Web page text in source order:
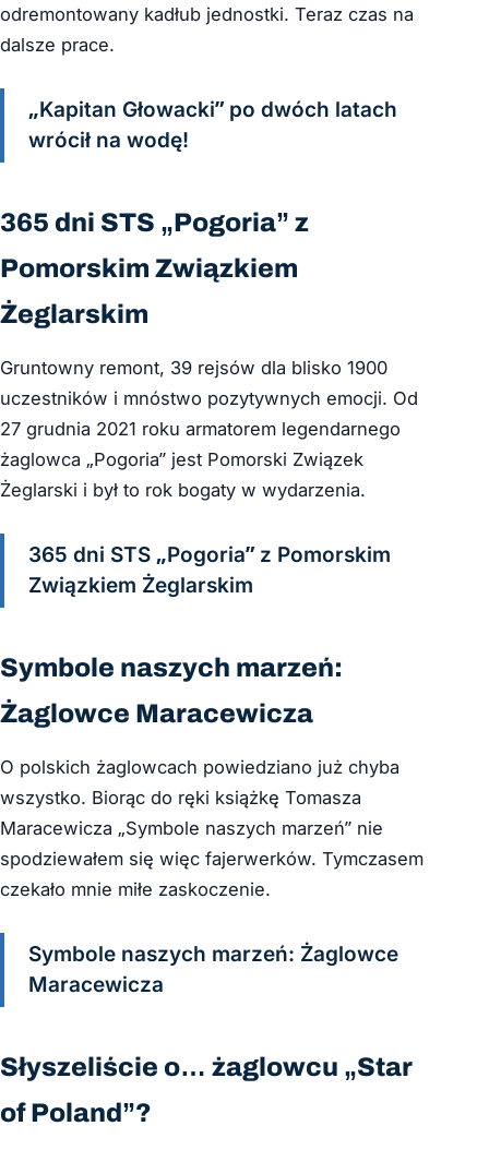
odremontowany kadłub jednostki. Teraz czas na
dalsze prace.
„Kapitan Głowacki” po dwóch latach
wrócił na wodę!
365 dni STS „Pogoria” z
Pomorskim Związkiem
Żeglarskim
Gruntowny remont, 39 rejsów dla blisko 1900
uczestników i mnóstwo pozytywnych emocji. Od
27 grudnia 2021 roku armatorem legendarnego
żaglowca „Pogoria” jest Pomorski Związek
Żeglarski i był to rok bogaty w wydarzenia.
365 dni STS „Pogoria” z Pomorskim
Związkiem Żeglarskim
Symbole naszych marzeń:
Żaglowce Maracewicza
O polskich żaglowcach powiedziano już chyba
wszystko. Biorąc do ręki książkę Tomasza
Maracewicza „Symbole naszych marzeń” nie
spodziewałem się więc fajerwerków. Tymczasem
czekało mnie miłe zaskoczenie.
Symbole naszych marzeń: Żaglowce
Maracewicza
Słyszeliście o… żaglowcu „Star
of Poland”?